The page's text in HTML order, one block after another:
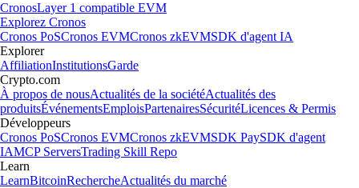
CronosLayer 1 compatible EVM
Explorez Cronos
Cronos PoSCronos EVMCronos zkEVMSDK d'agent IA
Explorer
AffiliationInstitutionsGarde
Crypto.com
À propos de nousActualités de la sociétéActualités des
produitsÉvénementsEmploisPartenairesSécuritéLicences & Permis
Développeurs
Cronos PoSCronos EVMCronos zkEVMSDK PaySDK d'agent
IAMCP ServersTrading Skill Repo
Learn
LearnBitcoinRechercheActualités du marché